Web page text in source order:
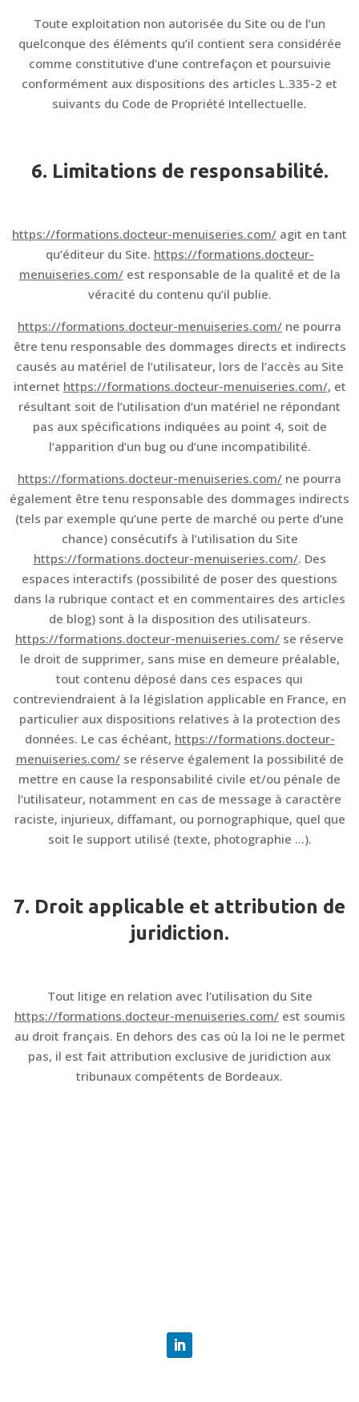
Toute exploitation non autorisée du Site ou de l’un
quelconque des éléments qu’il contient sera considérée
comme constitutive d’une contrefaçon et poursuivie
conformément aux dispositions des articles L.335-2 et
suivants du Code de Propriété Intellectuelle.
6. Limitations de responsabilité.
https://formations.docteur-menuiseries.com/ agit en tant
qu’éditeur du Site. https://formations.docteur-
menuiseries.com/est responsable de la qualité et de la
véracité du contenu qu’il publie.
https://formations.docteur-menuiseries.com/ ne pourra
être tenu responsable des dommages directs et indirects
causés au matériel de l’utilisateur, lors de l’accès au Site
internet https://formations.docteur-menuiseries.com/, et
résultant soit de l’utilisation d’un matériel ne répondant
pas aux spécifications indiquées au point 4, soit de
l’apparition d’un bug ou d’une incompatibilité.
https://formations.docteur-menuiseries.com/ ne pourra
également être tenu responsable des dommages indirects
(tels par exemple qu’une perte de marché ou perte d’une
chance) consécutifs à l’utilisation du Site
https://formations.docteur-menuiseries.com/. Des
espaces interactifs (possibilité de poser des questions
dans la rubrique contact et en commentaires des articles
de blog) sont à la disposition des utilisateurs.
https://formations.docteur-menuiseries.com/ se réserve
le droit de supprimer, sans mise en demeure préalable,
tout contenu déposé dans ces espaces qui
contreviendraient à la législation applicable en France, en
particulier aux dispositions relatives à la protection des
données. Le cas échéant, https://formations.docteur-
menuiseries.com/se réserve également la possibilité de
mettre en cause la responsabilité civile et/ou pénale de
l’utilisateur, notamment en cas de message à caractère
raciste, injurieux, diffamant, ou pornographique, quel que
soit le support utilisé (texte, photographie …).
7. Droit applicable et attribution de
juridiction.
Tout litige en relation avec l’utilisation du Site
https://formations.docteur-menuiseries.com/est soumis
au droit français. En dehors des cas où la loi ne le permet
pas, il est fait attribution exclusive de juridiction aux
tribunaux compétents de Bordeaux.